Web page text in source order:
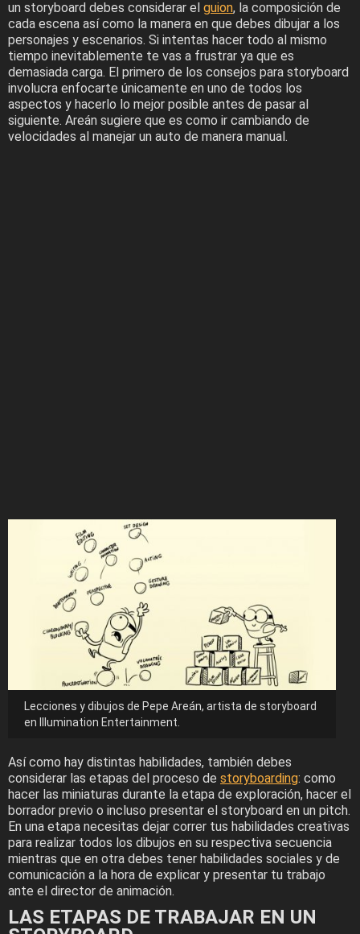
un storyboard debes considerar el guion, la composición de
cada escena así como la manera en que debes dibujar a los
personajes y escenarios. Si intentas hacer todo al mismo
tiempo inevitablemente te vas a frustrar ya que es
demasiada carga. El primero de los consejos para storyboard
involucra enfocarte únicamente en uno de todos los
aspectos y hacerlo lo mejor posible antes de pasar al
siguiente. Areán sugiere que es como ir cambiando de
velocidades al manejar un auto de manera manual.
Lecciones y dibujos de Pepe Areán, artista de storyboard
en Illumination Entertainment.
Así como hay distintas habilidades, también debes
considerar las etapas del proceso de storyboarding: como
hacer las miniaturas durante la etapa de exploración, hacer el
borrador previo o incluso presentar el storyboard en un pitch.
En una etapa necesitas dejar correr tus habilidades creativas
para realizar todos los dibujos en su respectiva secuencia
mientras que en otra debes tener habilidades sociales y de
comunicación a la hora de explicar y presentar tu trabajo
ante el director de animación.
LAS ETAPAS DE TRABAJAR EN UN